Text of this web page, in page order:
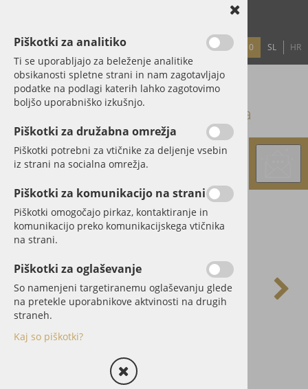
SL HR
PRIJAVA GESLO? 0
PRODAJNI PROGRAM
Steklenička za vodo ViA Heat - Luna
Piškotki za analitiko
Ti se uporabljajo za beleženje analitike
obsikanosti spletne strani in nam zagotavljajo
podatke na podlagi katerih lahko zagotovimo
boljšo uporabniško izkušnjo.
Piškotki za družabna omrežja
Piškotki potrebni za vtičnike za deljenje vsebin
iz strani na socialna omrežja.
Piškotki za komunikacijo na strani
Piškotki omogočajo pirkaz, kontaktiranje in
komunikacijo preko komunikacijskega vtičnika
na strani.
Piškotki za oglaševanje
So namenjeni targetiranemu oglaševanju glede
na pretekle uporabnikove aktvinosti na drugih
straneh.
Kaj so piškotki?